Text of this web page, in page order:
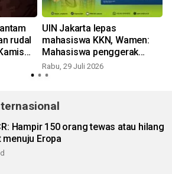
rudal
UIN Jakarta lepas
mahasiswa KKN, Wamen:
Mahasiswa penggerak
industrialisasi
Rabu, 29 Juli 2026
Hampir 150 orang tewas atau hilang
menuju Eropa